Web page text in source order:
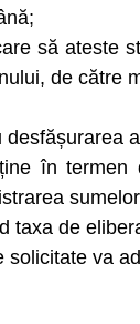
să ateste
de către
în termen
taxa de
solicitate va